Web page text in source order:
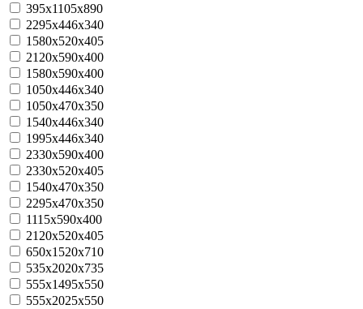
395х1105х890
2295x446x340
1580x520x405
2120x590x400
1580x590x400
1050x446x340
1050x470x350
1540x446x340
1995x446x340
2330x590x400
2330x520x405
1540x470x350
2295x470x350
1115x590x400
2120x520x405
650х1520х710
535х2020х735
555х1495х550
555х2025х550